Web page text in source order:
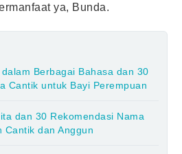
ya, Bunda.
Berbagai Bahasa dan 30
Cantik untuk Bayi Perempuan
dan 30 Rekomendasi Nama
Cantik dan Anggun